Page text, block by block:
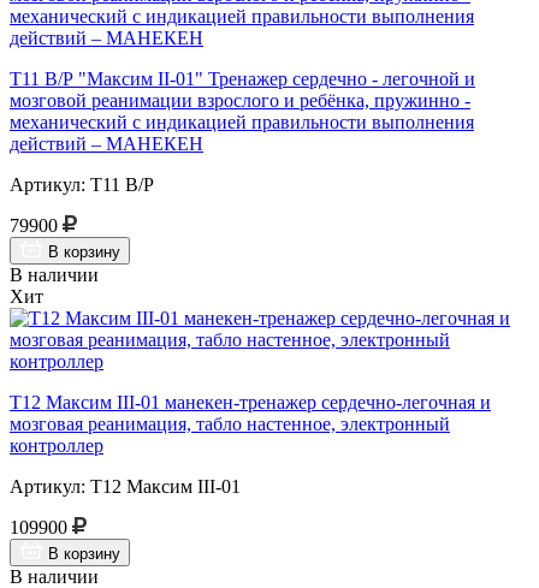
Т11 В/Р "Максим II-01" Тренажер сердечно - легочной и
мозговой реанимации взрослого и ребёнка, пружинно -
механический с индикацией правильности выполнения
действий – МАНЕКЕН
Артикул: Т11 В/Р
79900
В корзину
В наличии
Хит
Т12 Максим III-01 манекен-тренажер сердечно-легочная и
мозговая реанимация, табло настенное, электронный
контроллер
Артикул: Т12 Максим III-01
109900
В корзину
В наличии